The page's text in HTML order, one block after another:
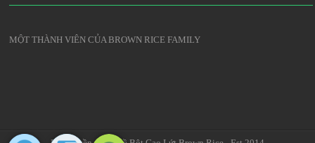
MỘT THÀNH VIÊN CỦA BROWN RICE FAMILY